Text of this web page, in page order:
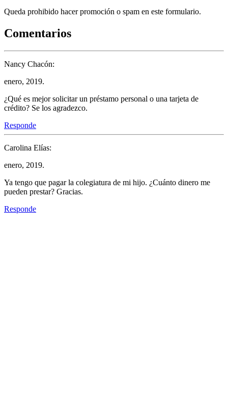
Queda prohibido hacer promoción o spam en este formulario.
Comentarios
Nancy Chacón:
enero, 2019.
¿Qué es mejor solicitar un préstamo personal o una tarjeta de
crédito? Se los agradezco.
Responde
Carolina Elías:
enero, 2019.
Ya tengo que pagar la colegiatura de mi hijo. ¿Cuánto dinero me
pueden prestar? Gracias.
Responde